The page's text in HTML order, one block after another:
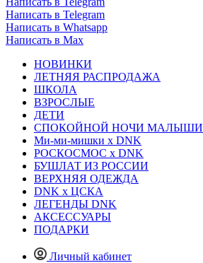
Написать в Telegram
Написать в Whatsapp
Написать в Max
НОВИНКИ
ЛЕТНЯЯ РАСПРОДАЖА
ШКОЛА
ВЗРОСЛЫЕ
ДЕТИ
СПОКОЙНОЙ НОЧИ МАЛЫШИ
Ми-ми-мишки x DNK
РОСКОСМОС x DNK
БУШЛАТ ИЗ РОССИИ
ВЕРХНЯЯ ОДЕЖДА
DNK x ЦСКА
ЛЕГЕНДЫ DNK
АКСЕССУАРЫ
ПОДАРКИ
Личный кабинет